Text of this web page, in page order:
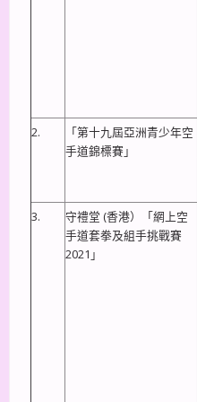
2.
「第十九屆亞洲青少年空
手道錦標賽」
3. 守禮堂 (香港）「網上空
手道套拳及組手挑戰賽
2021」